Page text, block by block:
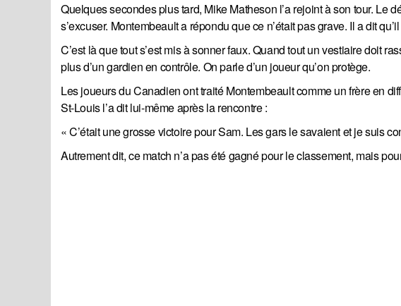
Quelques secondes plus tard, Mike Matheson l’a rejoint à son tour. Le
s’excuser. Montembeault a répondu que ce n’était pas grave. Il a dit
C’est là que tout s’est mis à sonner faux. Quand tout un vestiaire doit
plus d’un gardien en contrôle. On parle d’un joueur qu’on protège.
Les joueurs du Canadien ont traité Montembeault comme un frère en
St-Louis l’a dit lui-même après la rencontre :
« C’était une grosse victoire pour Sam. Les gars le savaient et je suis
Autrement dit, ce match n’a pas été gagné pour le classement, mais